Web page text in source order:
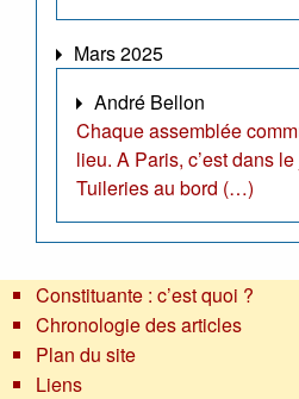
Mars 2025
André Bellon
Chaque assemblée
lieu. A Paris, c’est dans
Tuileries au bord (…)
Constituante : c’est quoi ?
Chronologie des articles
Plan du site
Liens